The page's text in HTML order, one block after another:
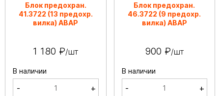
Блок предохран.
41.3722 (13 предохр.
вилка) АВАР
1 180 ₽/шт
В наличии
- +
Блок предохран.
46.3722 (9 предохр.
вилка) АВАР
900 ₽/шт
В наличии
- +